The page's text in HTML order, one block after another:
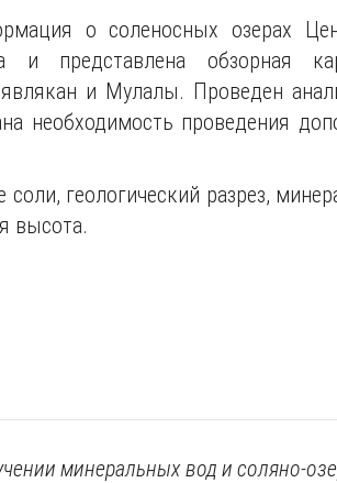
о соленосных озерах
и представлена обзорная
и Мулалы. Проведен
необходимость проведения
геологический разрез,
высота.
минеральных вод и соляно-